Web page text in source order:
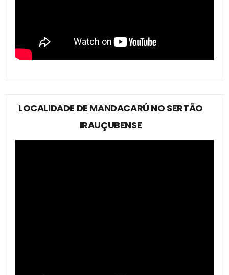
LOCALIDADE DE MANDACARÚ NO SERTÃO
IRAUÇUBENSE